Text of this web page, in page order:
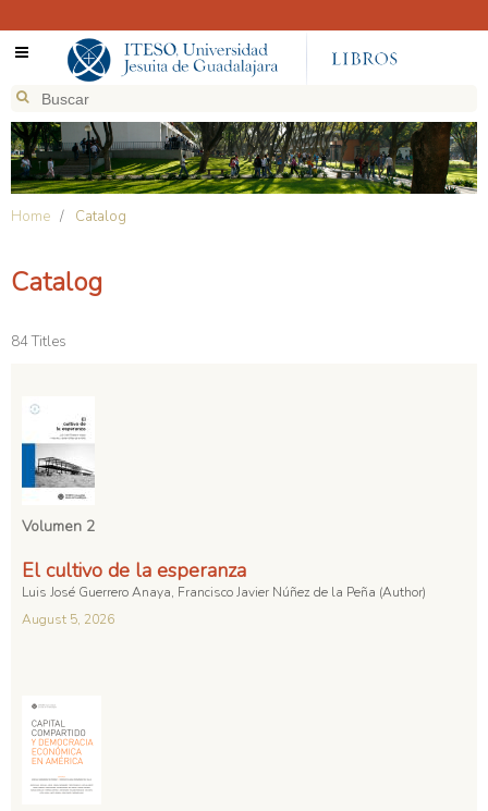
Home / Catalog
Catalog
84 Titles
Volumen 2
El cultivo de la esperanza
Luis José Guerrero Anaya, Francisco Javier Núñez de la Peña (Author)
August 5, 2026